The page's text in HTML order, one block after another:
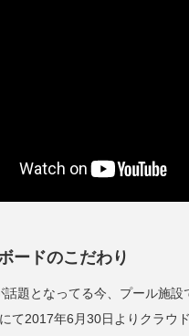
ードのこだわり
話題となってる今、プール施
て2017年6月30日よりクラウ